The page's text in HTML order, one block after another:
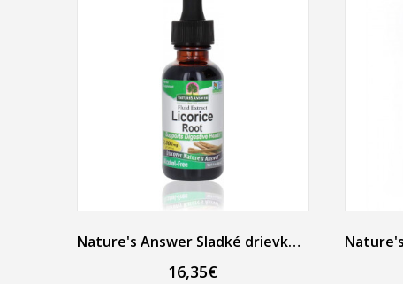
Nature's Answer Sladké drievko bylinné kvapky 30 ml
16,35€